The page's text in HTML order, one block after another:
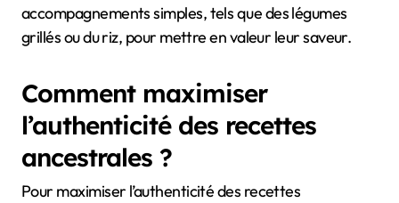
accompagnements simples, tels que des légumes
grillés ou du riz, pour mettre en valeur leur saveur.
Comment maximiser
l’authenticité des recettes
ancestrales ?
Pour maximiser l’authenticité des recettes